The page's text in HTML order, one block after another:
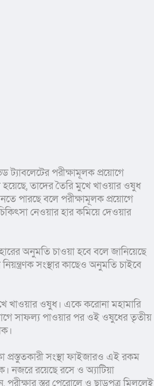
ট্যাবলেটের পরীক্ষামূলক প্রয়োগে
তাদের তৈরি মুখে খাওয়ার ওষুধ
পারছে বলে পরীক্ষামূলক প্রয়োগে
নেওয়ার হার কমিয়ে দেওয়ার
সংস্থার কাছেও অনুমতি চাইবে
সাফল্য পাওয়ার পর ওই ওষুধের তৃতীয়
নজরে রয়েছে রসে ও অ্যাটিয়া
পরীক্ষার স্তর পেরোলে ও ছাড়পত্র মিললেই